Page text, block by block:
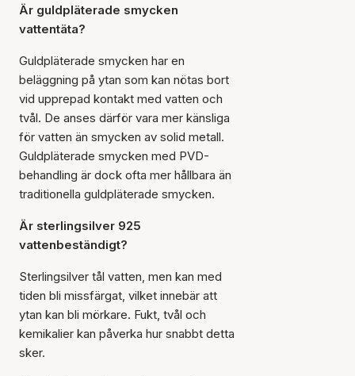
Är guldpläterade smycken
vattentäta?
Guldpläterade smycken har en
beläggning på ytan som kan nötas bort
vid upprepad kontakt med vatten och
tvål. De anses därför vara mer känsliga
för vatten än smycken av solid metall.
Guldpläterade smycken med PVD-
behandling är dock ofta mer hållbara än
traditionella guldpläterade smycken.
Är sterlingsilver 925
vattenbeständigt?
Sterlingsilver tål vatten, men kan med
tiden bli missfärgat, vilket innebär att
ytan kan bli mörkare. Fukt, tvål och
kemikalier kan påverka hur snabbt detta
sker.